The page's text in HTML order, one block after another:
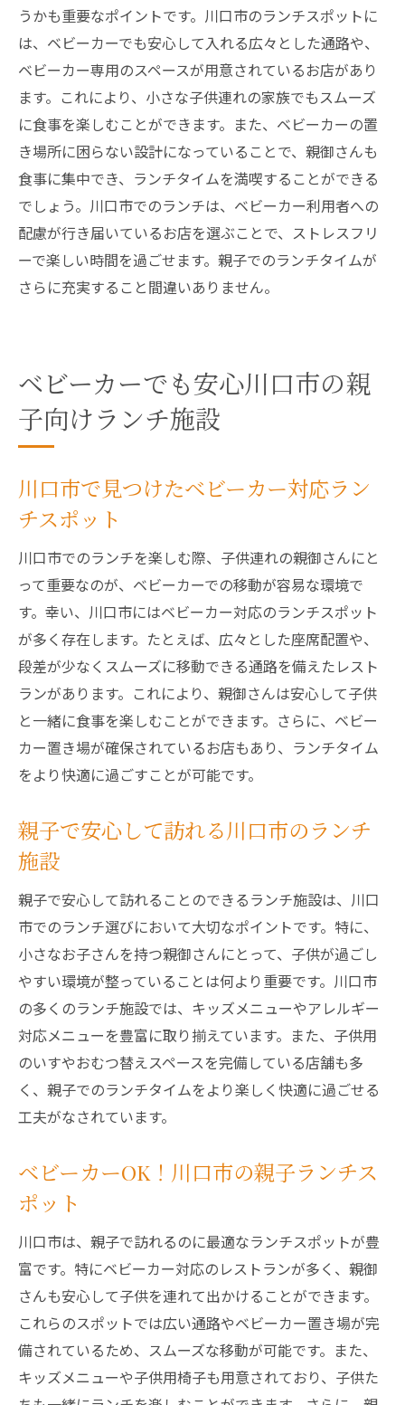
うかも重要なポイントです。川口市のランチスポットに
は、ベビーカーでも安心して入れる広々とした通路や、
ベビーカー専用のスペースが用意されているお店があり
ます。これにより、小さな子供連れの家族でもスムーズ
に食事を楽しむことができます。また、ベビーカーの置
き場所に困らない設計になっていることで、親御さんも
食事に集中でき、ランチタイムを満喫することができる
でしょう。川口市でのランチは、ベビーカー利用者への
配慮が行き届いているお店を選ぶことで、ストレスフリ
ーで楽しい時間を過ごせます。親子でのランチタイムが
さらに充実すること間違いありません。
ベビーカーでも安心川口市の親
子向けランチ施設
川口市で見つけたベビーカー対応ラン
チスポット
川口市でのランチを楽しむ際、子供連れの親御さんにと
って重要なのが、ベビーカーでの移動が容易な環境で
す。幸い、川口市にはベビーカー対応のランチスポット
が多く存在します。たとえば、広々とした座席配置や、
段差が少なくスムーズに移動できる通路を備えたレスト
ランがあります。これにより、親御さんは安心して子供
と一緒に食事を楽しむことができます。さらに、ベビー
カー置き場が確保されているお店もあり、ランチタイム
をより快適に過ごすことが可能です。
親子で安心して訪れる川口市のランチ
施設
親子で安心して訪れることのできるランチ施設は、川口
市でのランチ選びにおいて大切なポイントです。特に、
小さなお子さんを持つ親御さんにとって、子供が過ごし
やすい環境が整っていることは何より重要です。川口市
の多くのランチ施設では、キッズメニューやアレルギー
対応メニューを豊富に取り揃えています。また、子供用
のいすやおむつ替えスペースを完備している店舗も多
く、親子でのランチタイムをより楽しく快適に過ごせる
工夫がなされています。
ベビーカーOK！川口市の親子ランチス
ポット
川口市は、親子で訪れるのに最適なランチスポットが豊
富です。特にベビーカー対応のレストランが多く、親御
さんも安心して子供を連れて出かけることができます。
これらのスポットでは広い通路やベビーカー置き場が完
備されているため、スムーズな移動が可能です。また、
キッズメニューや子供用椅子も用意されており、子供た